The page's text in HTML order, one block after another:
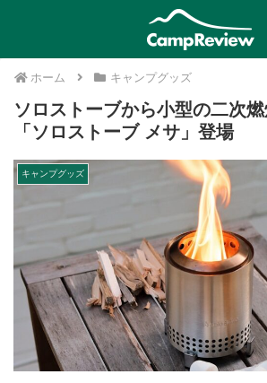
ホーム キャンプグッズ
ソロストーブから小型の二次
「ソロストーブ メサ」登場
キャンプグッズ